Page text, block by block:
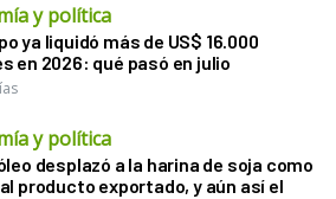
y política
ya liquidó más de US$ 16.000
en 2026: qué pasó en julio
y política
desplazó a la harina de soja como
producto exportado, y aún así el